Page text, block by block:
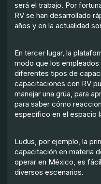
será el trabajo. Por
RV se han desarrollado
años y en la actualidad
En tercer lugar, la
modo que los empleados
diferentes tipos de
capacitaciones con RV
manejar una grúa, para
para saber cómo
específico en el espacio
Ludus, por ejemplo, la
capacitación en materia
operar en México, es
diversos escenarios.